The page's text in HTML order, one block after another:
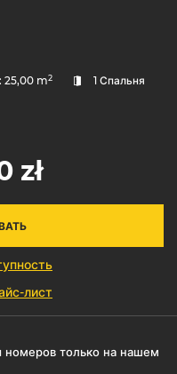
25,00 m2 1 Спальня
zł
лист
номеров только на нашем